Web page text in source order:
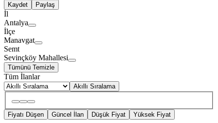
Kaydet
Paylaş
İl
Antalya
İlçe
Manavgat
Semt
Sevinçköy Mahallesi
Tümünü Temizle
Tüm İlanlar
Akıllı Sıralama
Fiyatı Düşen Güncel İlan Düşük Fiyat Yüksek Fiyat